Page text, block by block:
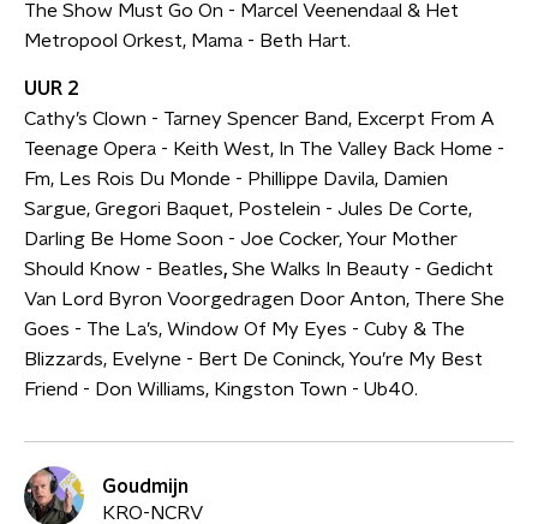
The Show Must Go On - Marcel Veenendaal & Het
Metropool Orkest, Mama - Beth Hart.
UUR 2
Cathy’s Clown - Tarney Spencer Band, Excerpt From A
Teenage Opera - Keith West, In The Valley Back Home -
Fm, Les Rois Du Monde - Phillippe Davila, Damien
Sargue, Gregori Baquet, Postelein - Jules De Corte,
Darling Be Home Soon - Joe Cocker, Your Mother
Should Know - Beatles, She Walks In Beauty - Gedicht
Van Lord Byron Voorgedragen Door Anton, There She
Goes - The La’s, Window Of My Eyes - Cuby & The
Blizzards, Evelyne - Bert De Coninck, You’re My Best
Friend - Don Williams, Kingston Town - Ub40.
Goudmijn
KRO-NCRV